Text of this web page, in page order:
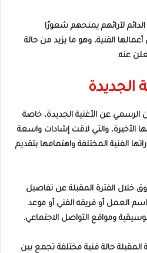
لآرائهم يمنحهم شعورًا
الفنية، وهو ما يزيد من حالة
عنه.
الجديدة
الرسمي عن الأغنية الجديدة، خاصة
الأخيرة، والتي لاقت إشادات واسعة
الفنية المختلفة واهتمامها بتقديم
خلال الفترة المقبلة عن تفاصيل
العمل أو فريقه الفني أو موعد
ومواقع التواصل الاجتماعي.
حالة فنية مختلفة تجمع بين